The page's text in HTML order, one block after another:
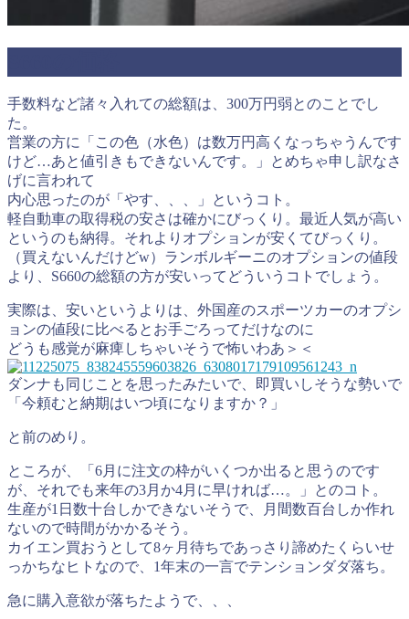
手数料など諸々入れての総額は、300万円弱とのことでし
た。
営業の方に「この色（水色）は数万円高くなっちゃうんです
けど…あと値引きもできないんです。」とめちゃ申し訳なさ
げに言われて
内心思ったのが「やす、、、」というコト。
軽自動車の取得税の安さは確かにびっくり。最近人気が高い
というのも納得。それよりオプションが安くてびっくり。
（買えないんだけどw）ランボルギーニのオプションの値段
より、S660の総額の方が安いってどういうコトでしょう。
実際は、安いというよりは、外国産のスポーツカーのオプシ
ョンの値段に比べるとお手ごろってだけなのに
どうも感覚が麻痺しちゃいそうで怖いわあ＞＜
ダンナも同じことを思ったみたいで、即買いしそうな勢いで
「今頼むと納期はいつ頃になりますか？」
と前のめり。
ところが、「6月に注文の枠がいくつか出ると思うのです
が、それでも来年の3月か4月に早ければ…。」とのコト。
生産が1日数十台しかできないそうで、月間数百台しか作れ
ないので時間がかかるそう。
カイエン買おうとして8ヶ月待ちであっさり諦めたくらいせ
っかちなヒトなので、1年末の一言でテンションダダ落ち。
急に購入意欲が落ちたようで、、、